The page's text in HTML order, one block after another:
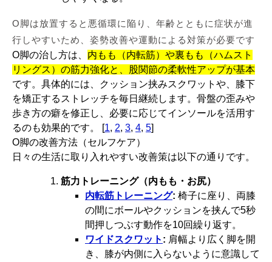
O脚は放置すると悪循環に陥り、年齢とともに症状が進
行しやすいため、姿勢改善や運動による対策が必要です
O脚の治し方は、 内もも（内転筋）や裏もも（ハムスト
リングス）の筋力強化と、股関節の柔軟性アップが基本
です。具体的には、クッション挟みスクワットや、膝下
を矯正するストレッチを毎日継続します。骨盤の歪みや
歩き方の癖を修正し、必要に応じてインソールを活用す
るのも効果的です。 [1, 2, 3, 4, 5]
O脚の改善方法（セルフケア）
日々の生活に取り入れやすい改善策は以下の通りです。
筋力トレーニング（内もも・お尻）
内転筋トレーニング: 椅子に座り、両膝
の間にボールやクッションを挟んで5秒
間押しつぶす動作を10回繰り返す。
ワイドスクワット : 肩幅より広く脚を開
き、膝が内側に入らないように意識して